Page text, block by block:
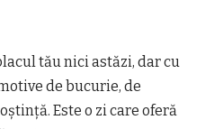
tău nici astăzi, dar cu
de bucurie, de
Este o zi care oferă